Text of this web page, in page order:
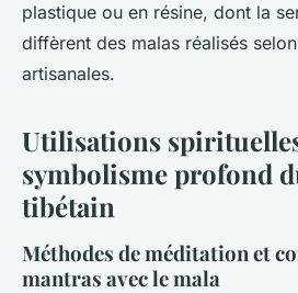
plastique ou en résine, dont la
diffèrent des malas réalisés
artisanales.
Utilisations
symbolisme profond
tibétain
Méthodes de méditation et
mantras avec le mala